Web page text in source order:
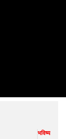
भविष्य